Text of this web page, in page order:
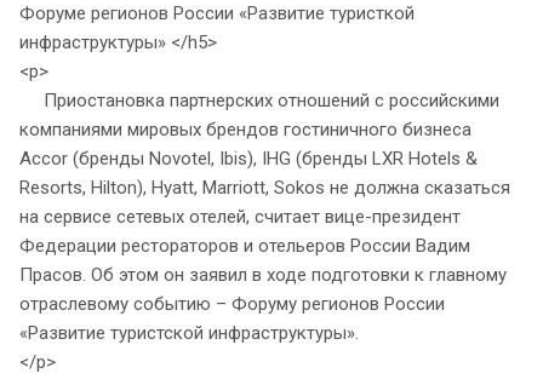
Форуме регионов России «Развитие туристкой
инфраструктуры» </h5>
<p>
Приостановка партнерских отношений с российскими
компаниями мировых брендов гостиничного бизнеса
Accor (бренды Novotel, Ibis), IHG (бренды LXR Hotels &
Resorts, Hilton), Hyatt, Marriott, Sokos не должна сказаться
на сервисе сетевых отелей, считает вице-президент
Федерации рестораторов и отельеров России Вадим
Прасов. Об этом он заявил в ходе подготовки к главному
отраслевому событию – Форуму регионов России
«Развитие туристской инфраструктуры».
</p>